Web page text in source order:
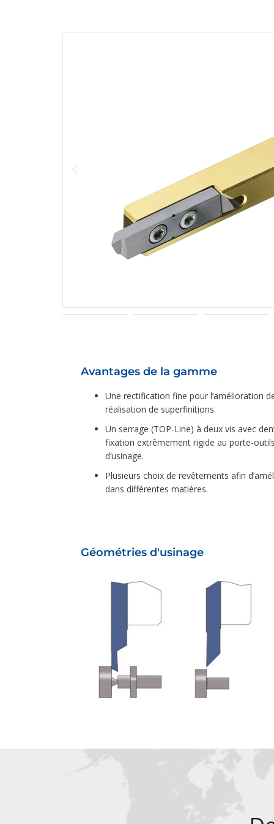
Avantages de la gamme
Une rectification fine pour l’amélioration
réalisation de superfinitions.
Un serrage (TOP-Line) à deux vis avec
fixation extrêmement rigide au porte-
d’usinage.
Plusieurs choix de revêtements afin
dans différentes matières.
Géométries d'usinage